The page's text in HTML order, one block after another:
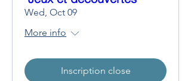
Wed, Oct 09
More info
Inscription close